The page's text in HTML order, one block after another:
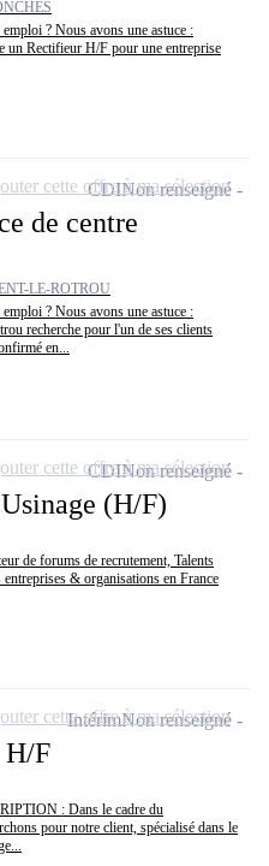
? Nous avons une astuce :
Rectifieur H/F pour une entreprise
de centre
LE-ROTROU
? Nous avons une astuce :
recherche pour l'un de ses clients
en...
CDINon renseigné
cette offre à ma sélection
(H/F)
de forums de recrutement, Talents
& organisations en France
CDINon renseigné
cette offre à ma sélection
H/F
: Dans le cadre du
pour notre client, spécialisé dans le
IntérimNon renseigné
cette offre à ma sélection